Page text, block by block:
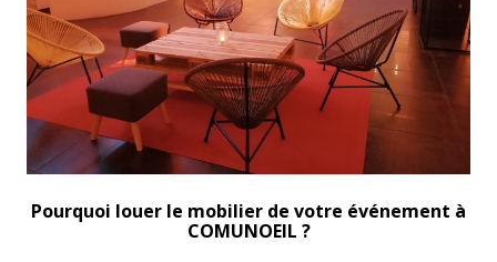
Pourquoi louer le mobilier de votre événement à
COMUNOEIL ?